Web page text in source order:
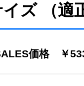
ズ （適
価格 ￥